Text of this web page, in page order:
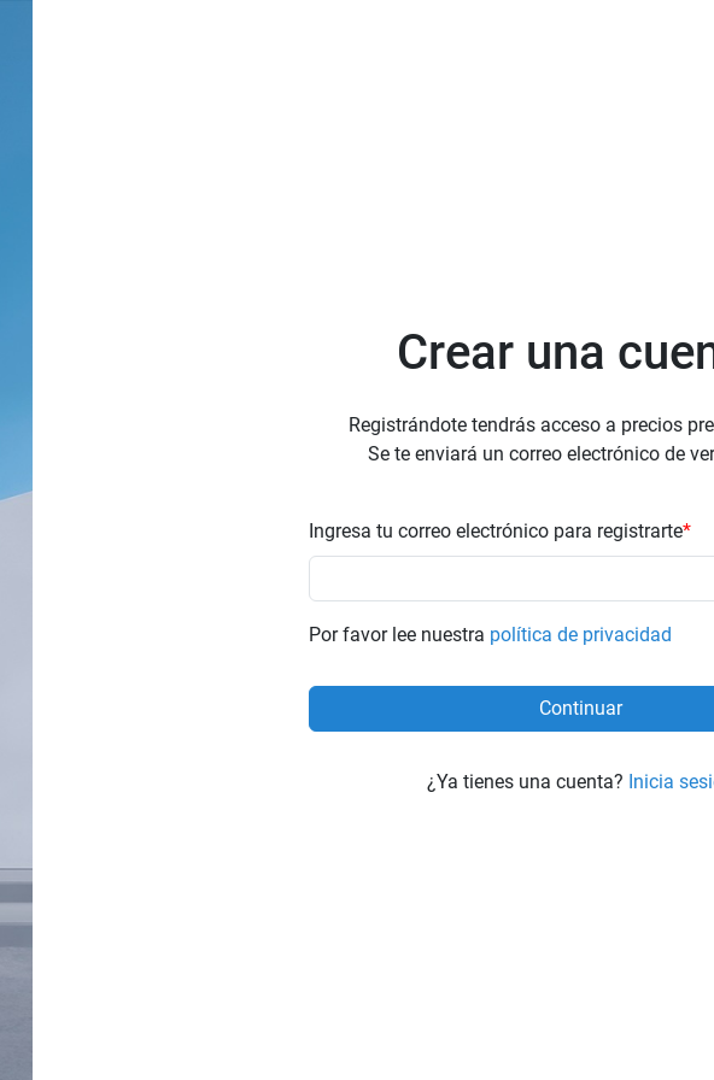
Crear una
Registrándote tendrás acceso a precios
Se te enviará un correo electrónico de
Ingresa tu correo electrónico para registrarte*
Por favor lee nuestra política de privacidad
¿Ya tienes una cuenta? Inicia